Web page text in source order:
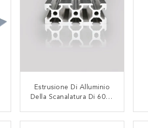
Estrusione Di Alluminio
Della Scanalatura Di 6063
CONTATTACI